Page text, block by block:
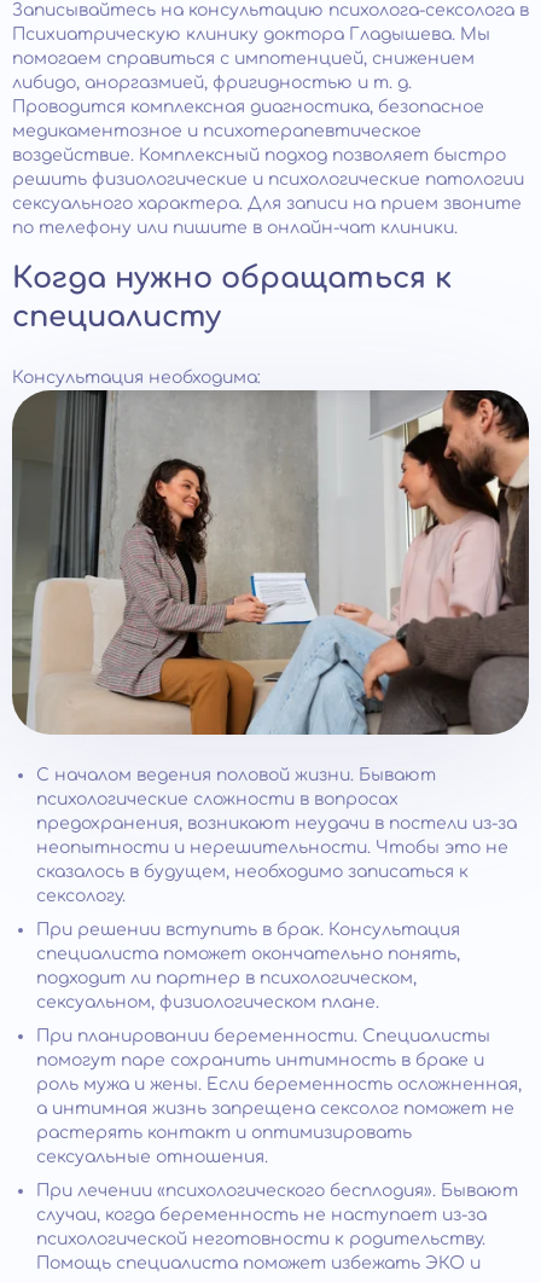
Записывайтесь на консультацию психолога-сексолога в
Психиатрическую клинику доктора Гладышева. Мы
помогаем справиться с импотенцией, снижением
либидо, аноргазмией, фригидностью и т. д.
Проводится комплексная диагностика, безопасное
медикаментозное и психотерапевтическое
воздействие. Комплексный подход позволяет быстро
решить физиологические и психологические патологии
сексуального характера. Для записи на прием звоните
по телефону или пишите в онлайн-чат клиники.
Когда нужно обращаться к
специалисту
Консультация необходима:
С началом ведения половой жизни. Бывают
психологические сложности в вопросах
предохранения, возникают неудачи в постели из-за
неопытности и нерешительности. Чтобы это не
сказалось в будущем, необходимо записаться к
сексологу.
При решении вступить в брак. Консультация
специалиста поможет окончательно понять,
подходит ли партнер в психологическом,
сексуальном, физиологическом плане.
При планировании беременности. Специалисты
помогут паре сохранить интимность в браке и
роль мужа и жены. Если беременность осложненная,
а интимная жизнь запрещена сексолог поможет не
растерять контакт и оптимизировать
сексуальные отношения.
При лечении «психологического бесплодия». Бывают
случаи, когда беременность не наступает из-за
психологической неготовности к родительству.
Помощь специалиста поможет избежать ЭКО и